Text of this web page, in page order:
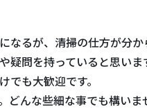
なるが、清掃の仕方が
疑問を持っていると思い
も大歓迎です。
んな些細な事でも構いま